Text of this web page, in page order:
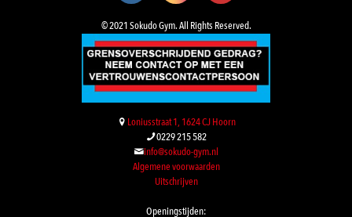
© 2021 Sokudo Gym. All Rights Reserved.
Loniusstraat 1, 1624 CJ Hoorn
0229 215 582
info@sokudo-gym.nl
Algemene voorwaarden
Uitschrijven
Openingstijden: